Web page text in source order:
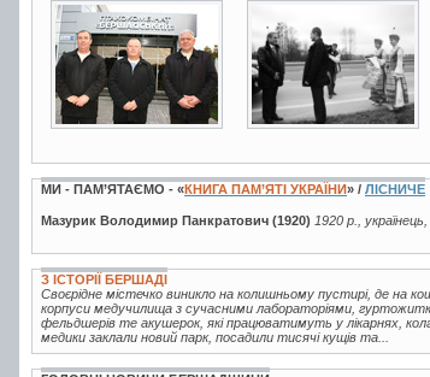
3 фото
МИ - ПАМ’ЯТАЄМО - «КНИГА ПАМ’ЯТІ УКРАЇНИ» / ЛІСНИЧЕ
Мазурик Володимир Панкратович (1920) 1920 р.,
З ІСТОРІЇ БЕРШАДІ
Своєрідне містечко виникло на колишньому пустирі, де на
корпуси медучилища з сучасними лабораторіями,
фельдшерів те акушерок, які працюватимуть у лікарнях,
медики заклали новий парк, посадили тисячі кущів та...